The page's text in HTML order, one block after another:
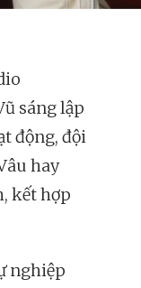
sáng lập
động, đội
hay
kết hợp
nghiệp